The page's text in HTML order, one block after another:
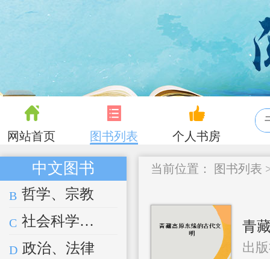
网站首页 图书列表 个人书房
中文图书
B 哲学、宗教
C 社会科学总论
D 政治、法律
当前位置： 图书列表
青
出